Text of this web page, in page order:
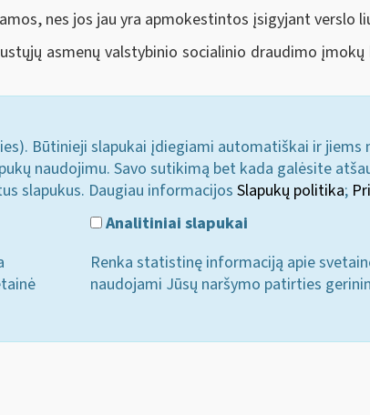
nes jos jau yra apmokestintos įsigyjant verslo
asmenų valstybinio socialinio draudimo įmokų
Būtinieji slapukai įdiegiami automatiškai ir jiems
naudojimu. Savo sutikimą bet kada galėsite
slapukus. Daugiau informacijos Slapukų politika;
Analitiniai slapukai
Renka statistinę informaciją apie
naudojami Jūsų naršymo patirties